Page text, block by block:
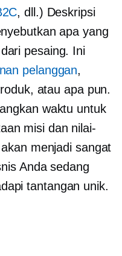
, dll.) Deskripsi
apa yang
pesaing. Ini
pelanggan,
atau apa pun.
waktu untuk
misi dan nilai-
menjadi sangat
Anda sedang
tantangan unik.